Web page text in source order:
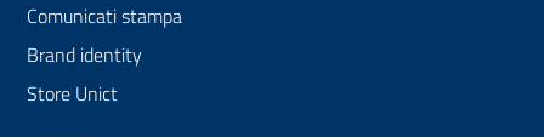
Comunicati stampa
Brand identity
Store Unict